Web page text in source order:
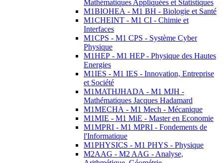
Mathématiques Appliquées et Statistiques
M1BIOHEA - M1 BH - Biologie et Santé
M1CHEINT - M1 CI - Chimie et
Interfaces
M1CPS - M1 CPS - Système Cyber
Physique
M1HEP - M1 HEP - Physique des Hautes
Energies
M1IES - M1 IES - Innovation, Entreprise
et Société
M1MATHJHADA - M1 MJH -
Mathématiques Jacques Hadamard
M1MECHA - M1 Mech - Mécanique
M1MIE - M1 MiE - Master en Economie
M1MPRI - M1 MPRI - Fondements de
l'Informatique
M1PHYSICS - M1 PHYS - Physique
M2AAG - M2 AAG - Analyse,